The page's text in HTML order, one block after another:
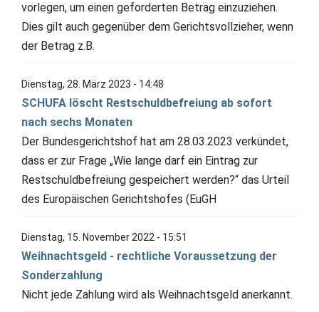
vorlegen, um einen geforderten Betrag einzuziehen.
Dies gilt auch gegenüber dem Gerichtsvollzieher, wenn
der Betrag z.B.
Dienstag, 28. März 2023 - 14:48
SCHUFA löscht Restschuldbefreiung ab sofort
nach sechs Monaten
Der Bundesgerichtshof hat am 28.03.2023 verkündet,
dass er zur Frage „Wie lange darf ein Eintrag zur
Restschuldbefreiung gespeichert werden?“ das Urteil
des Europäischen Gerichtshofes (EuGH
Dienstag, 15. November 2022 - 15:51
Weihnachtsgeld - rechtliche Voraussetzung der
Sonderzahlung
Nicht jede Zahlung wird als Weihnachtsgeld anerkannt.